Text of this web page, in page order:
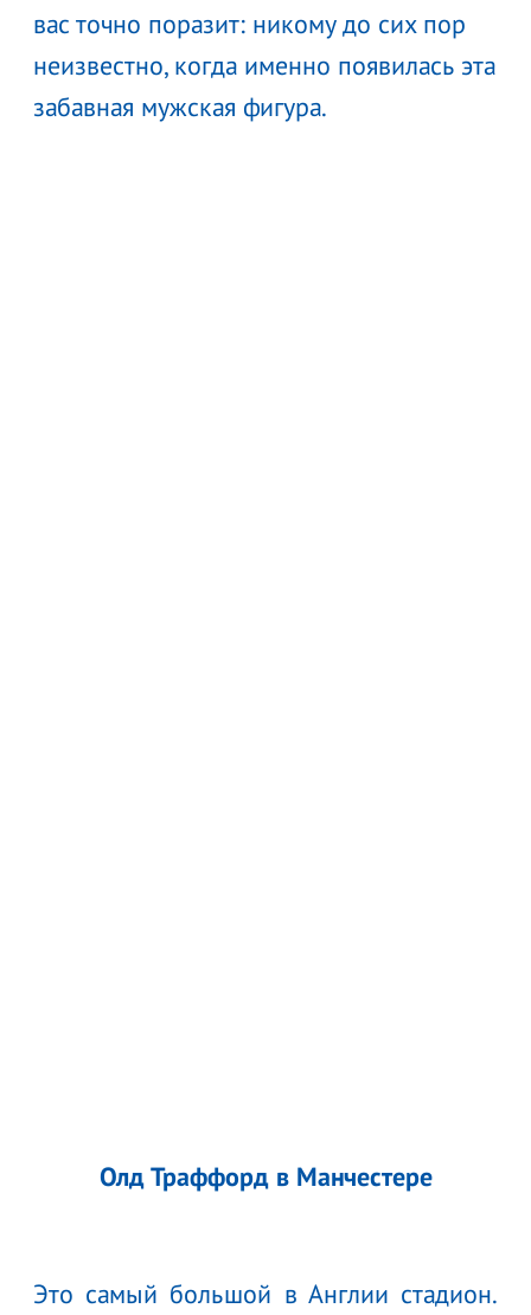
вас точно поразит: никому до сих пор
неизвестно, когда именно появилась эта
забавная мужская фигура.
Олд Траффорд в Манчестере
Это самый большой в Англии стадион.